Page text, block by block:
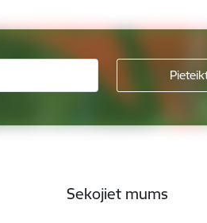
Sekojiet mums